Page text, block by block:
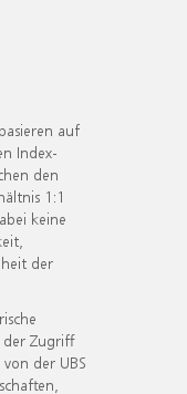
auf
Index-
den
1:1
keine
der
Zugriff
der UBS